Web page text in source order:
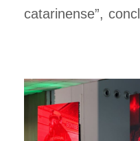
catarinense”,